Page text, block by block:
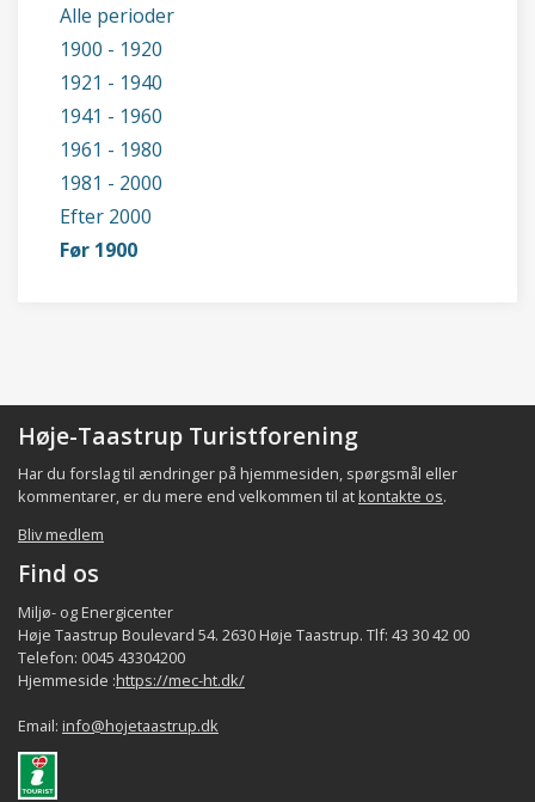
Alle perioder
1900 - 1920
1921 - 1940
1941 - 1960
1961 - 1980
1981 - 2000
Efter 2000
Før 1900
Høje-Taastrup Turistforening
Har du forslag til ændringer på hjemmesiden, spørgsmål eller
kommentarer, er du mere end velkommen til at kontakte os.
Bliv medlem
Find os
Miljø- og Energicenter
Høje Taastrup Boulevard 54. 2630 Høje Taastrup. Tlf: 43 30 42 00
Telefon: 0045 43304200
Hjemmeside :https://mec-ht.dk/
Email: info@hojetaastrup.dk